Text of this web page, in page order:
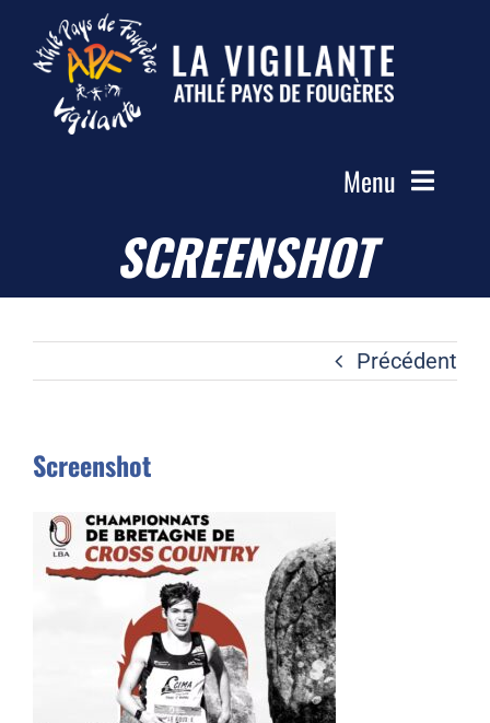
Passer
contenu
Menu
Accueil
Le Club
Photos
Contact
SCREENSHOT
Précédent
Screenshot